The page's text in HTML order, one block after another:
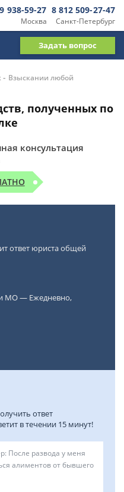
Москва
938-59-27
Санкт-Петербург
8 812 509-27-47
Задать вопрос
- Взыскании любой
полученных по
консультация
ответ юриста общей
МО — Ежедневно,
ответ
в течении 15 минут!